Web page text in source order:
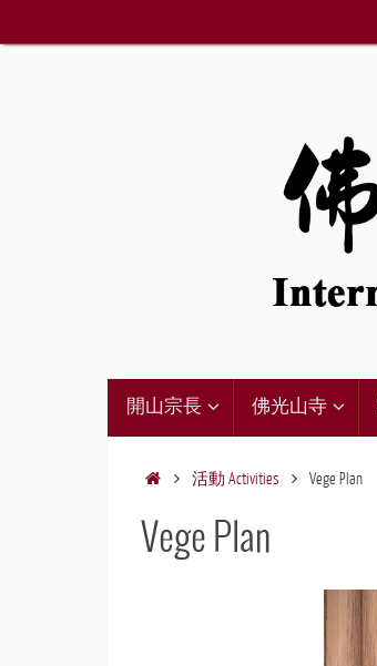
to
content
開山宗長 佛光山寺
Home活動 Activities Vege Plan
Vege Plan